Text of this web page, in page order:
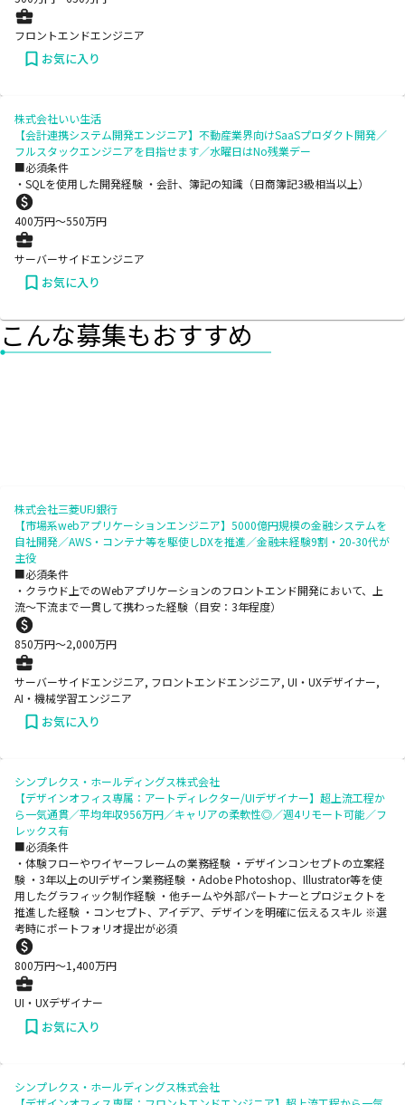
フロントエンドエンジニア
お気に入り
株式会社いい生活
【会計連携システム開発エンジニア】不動産業界向けSaaSプロダクト開発／
フルスタックエンジニアを目指せます／水曜日はNo残業デー
■必須条件
・SQLを使用した開発経験 ・会計、簿記の知識（日商簿記3級相当以上）
400万円〜550万円
サーバーサイドエンジニア
お気に入り
こんな募集もおすすめ
株式会社三菱UFJ銀行
【市場系webアプリケーションエンジニア】5000億円規模の金融システムを
自社開発／AWS・コンテナ等を駆使しDXを推進／金融未経験9割・20-30代が
主役
■必須条件
・クラウド上でのWebアプリケーションのフロントエンド開発において、上
流～下流まで一貫して携わった経験（目安：3年程度）
850万円〜2,000万円
サーバーサイドエンジニア, フロントエンドエンジニア, UI・UXデザイナー,
AI・機械学習エンジニア
お気に入り
シンプレクス・ホールディングス株式会社
【デザインオフィス専属：アートディレクター/UIデザイナー】超上流工程か
ら一気通貫／平均年収956万円／キャリアの柔軟性◎／週4リモート可能／フ
レックス有
■必須条件
・体験フローやワイヤーフレームの業務経験 ・デザインコンセプトの立案経
験 ・3年以上のUIデザイン業務経験 ・Adobe Photoshop、Illustrator等を使
用したグラフィック制作経験 ・他チームや外部パートナーとプロジェクトを
推進した経験 ・コンセプト、アイデア、デザインを明確に伝えるスキル ※選
考時にポートフォリオ提出が必須
800万円〜1,400万円
UI・UXデザイナー
お気に入り
シンプレクス・ホールディングス株式会社